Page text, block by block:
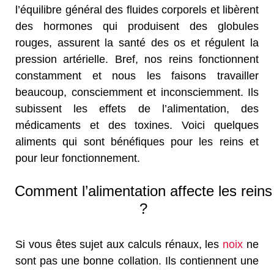
l’équilibre général des fluides corporels et libèrent
des hormones qui produisent des globules
rouges, assurent la santé des os et régulent la
pression artérielle. Bref, nos reins fonctionnent
constamment et nous les faisons travailler
beaucoup, consciemment et inconsciemment. Ils
subissent les effets de l’alimentation, des
médicaments et des toxines. Voici quelques
aliments qui sont bénéfiques pour les reins et
pour leur fonctionnement.
Comment l’alimentation affecte les reins
?
Si vous êtes sujet aux calculs rénaux, les noix ne
sont pas une bonne collation. Ils contiennent une